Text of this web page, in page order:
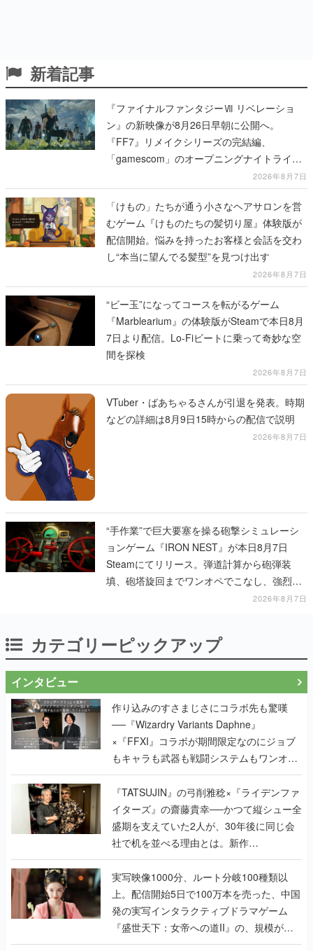
新着記事
『ファイナルファンタジーⅦ リベレーショ
ン』の新映像が8月26日早朝に公開へ。
『FF7』リメイクシリーズの完結編、
「gamescom」のオープニングナイトライブ
にてディレクターの浜口直樹氏が登壇する予
定
2026年8月7日
「けもの」たちが通う小さなヘアサロンを営
むゲーム『けものたちの髪切り屋』体験版が
配信開始。悩みを持ったお客様と会話を交わ
し“本当に望んでる髪型”を見つけ出す
2026年8月7日
“ビー玉”になってコースを転がるゲーム
『Marblearium』の体験版がSteamで本日8月
7日より配信。Lo-Fiビートに乗って奇妙な空
間を探検
2026年8月7日
VTuber・ばあちゃるさんが引退を発表。時期
などの詳細は8月9日15時からの配信で説明
2026年8月7日
“手作業”で巨大要塞を操る砲撃シミュレーシ
ョンゲーム『IRON NEST』が本日8月7日
Steamにてリリース。弾道計算から砲弾装
填、砲塔旋回までワンオペでこなし、強烈な
一撃をブチかませるロマンある作品2026年8月7日
カテゴリーピックアップ
インタビュー
作り込みのすさまじさにコラボ先も驚嘆
──『Wizardry Variants Daphne』
×『FFXI』コラボが期間限定なのにジョブ
もキャラも武器も戦闘システムもワンオフ
で作り込まれた理由を両ディレクターに聞
く
『TATSUJIN』の弓削雅稔×『ライデンファ
イターズ』の齋藤貴幸──かつて縦シュー全
盛期を支えていた2人が、30年後に同じ会
社で机を並べる理由とは。新作
『TATSUJIN EXTREME』で初タッグを組
んだレジェンド2人に訊く開発秘話
実写映像1000分、ルート分岐100種類以
上。配信開始5日で100万本を売った、中国
発の実写インタラクティブドラマゲーム
『盛世天下：女帝への道II』の、規模が違
うこだわりをプロデューサーに聞いた